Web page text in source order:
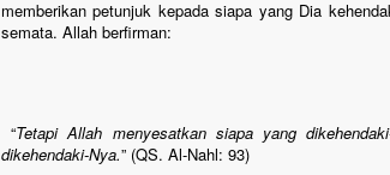
memberikan petunjuk kepada siapa yang Dia
semata. Allah berfirman:
“Tetapi Allah menyesatkan siapa yang
dikehendaki-Nya.” (QS. Al-Nahl: 93)